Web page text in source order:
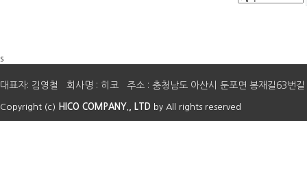
s
대표자: 김영철 회사명 : 히코 주소 : 충청남도 아산시 둔포면 봉재길63
Copyright (c) HICO COMPANY., LTD by All rights reserved